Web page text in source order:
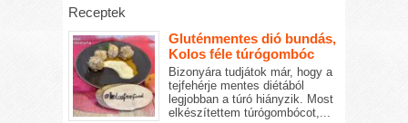
Receptek
Gluténmentes dió bundás,
Kolos féle túrógombóc
Bizonyára tudjátok már, hogy a
tejfehérje mentes diétából
legjobban a túró hiányzik. Most
elkészítettem túrógombócot,...